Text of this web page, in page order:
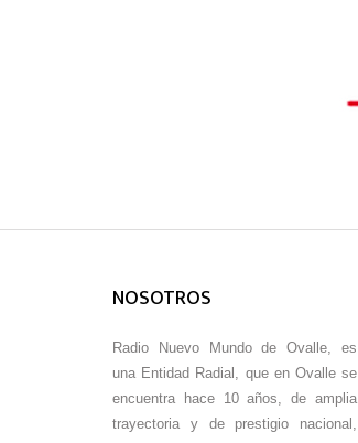
NOSOTROS
Radio Nuevo Mundo de Ovalle, es
una Entidad Radial, que en Ovalle se
encuentra hace 10 años, de amplia
trayectoria y de prestigio nacional,